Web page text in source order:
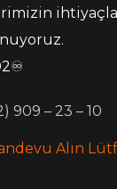
909 – 23 – 10
Alın